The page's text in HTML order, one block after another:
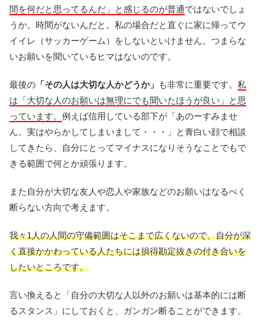
間を何だと思ってるんだ」と感じるのが普通ではないでしょ
うか。時間がないんだと。私の場合だと直ぐに家に帰ってウ
イイレ（サッカーゲーム）をしないといけません。つまらな
いお願いを聞いているヒマはないのです。
最後の 「その人は大切な人かどうか」 も非常に重要です。 私
は「大切な人のお願いは無理にでも聞いたほうが良い」と思
っています。 例えば信用している部下が「あのーすみませ
ん。実はやらかしてしまいまして・・・」と青白い顔で相談
してきたら、自分にとってマイナスになりそうなことでもで
きる範囲で何とか頑張ります。
また自分が大切な友人や恋人や家族などのお願いはなるべく
断らない方向で考えます。
我々1人の人間の守備範囲はそこまで広くないので、自分が深
く直接かかわっている人たちには損得勘定抜きの付き合いを
したいところです。
言い換えると「自分の大切な人以外のお願いは基本的には断
るスタンス」にしておくと、ガンガン断ることができます。